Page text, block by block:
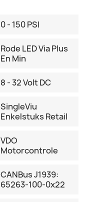
0 - 150 PSI
Rode LED Via Plus
En Min
8 - 32 Volt DC
SingleViu
Enkelstuks Retail
VDO
Motorcontrole
CANBus J1939:
65263-100-0x22